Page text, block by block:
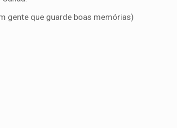
gente que guarde boas memórias)